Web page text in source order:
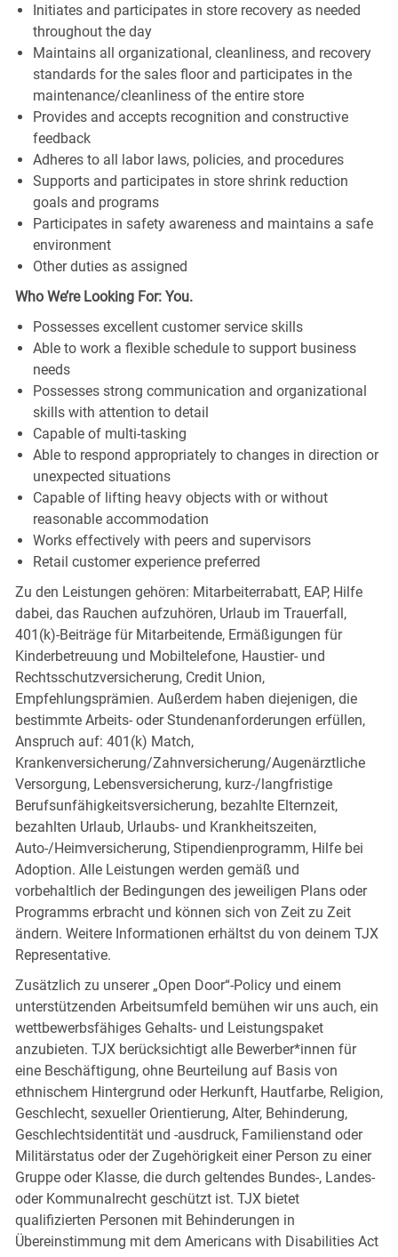
Initiates and participates in store recovery as needed
throughout the day
Maintains all organizational, cleanliness, and recovery
standards for the sales floor and participates in the
maintenance/cleanliness of the entire store
Provides and accepts recognition and constructive
feedback
Adheres to all labor laws, policies, and procedures
Supports and participates in store shrink reduction
goals and programs
Participates in safety awareness and maintains a safe
environment
Other duties as assigned
Who We’re Looking For: You.
Possesses excellent customer service skills
Able to work a flexible schedule to support business
needs
Possesses strong communication and organizational
skills with attention to detail
Capable of multi-tasking
Able to respond appropriately to changes in direction or
unexpected situations
Capable of lifting heavy objects with or without
reasonable accommodation
Works effectively with peers and supervisors
Retail customer experience preferred
Zu den Leistungen gehören: Mitarbeiterrabatt, EAP, Hilfe
dabei, das Rauchen aufzuhören, Urlaub im Trauerfall,
401(k)-Beiträge für Mitarbeitende, Ermäßigungen für
Kinderbetreuung und Mobiltelefone, Haustier- und
Rechtsschutzversicherung, Credit Union,
Empfehlungsprämien. Außerdem haben diejenigen, die
bestimmte Arbeits- oder Stundenanforderungen erfüllen,
Anspruch auf: 401(k) Match,
Krankenversicherung/Zahnversicherung/Augenärztliche
Versorgung, Lebensversicherung, kurz-/langfristige
Berufsunfähigkeitsversicherung, bezahlte Elternzeit,
bezahlten Urlaub, Urlaubs- und Krankheitszeiten,
Auto-/Heimversicherung, Stipendienprogramm, Hilfe bei
Adoption. Alle Leistungen werden gemäß und
vorbehaltlich der Bedingungen des jeweiligen Plans oder
Programms erbracht und können sich von Zeit zu Zeit
ändern. Weitere Informationen erhältst du von deinem TJX
Representative.
Zusätzlich zu unserer „Open Door“-Policy und einem
unterstützenden Arbeitsumfeld bemühen wir uns auch, ein
wettbewerbsfähiges Gehalts- und Leistungspaket
anzubieten. TJX berücksichtigt alle Bewerber*innen für
eine Beschäftigung, ohne Beurteilung auf Basis von
ethnischem Hintergrund oder Herkunft, Hautfarbe, Religion,
Geschlecht, sexueller Orientierung, Alter, Behinderung,
Geschlechtsidentität und -ausdruck, Familienstand oder
Militärstatus oder der Zugehörigkeit einer Person zu einer
Gruppe oder Klasse, die durch geltendes Bundes-, Landes-
oder Kommunalrecht geschützt ist. TJX bietet
qualifizierten Personen mit Behinderungen in
Übereinstimmung mit dem Americans with Disabilities Act